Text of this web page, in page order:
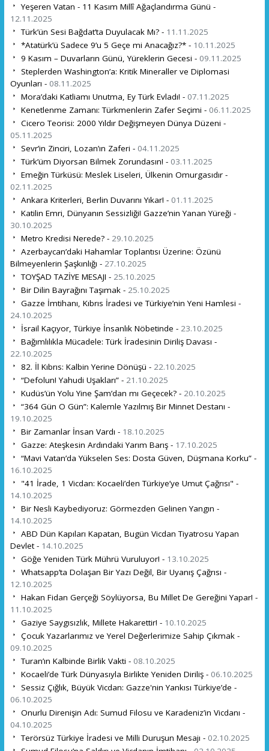
Yeşeren Vatan - 11 Kasım Millî Ağaçlandırma Günü -
12.11.2025
Türk’ün Sesi Bağdat’ta Duyulacak Mı? - 11.11.2025
*Atatürk’ü Sadece 9’u 5 Geçe mi Anacağız?* - 10.11.2025
9 Kasım – Duvarların Günü, Yüreklerin Gecesi - 09.11.2025
Steplerden Washington’a: Kritik Mineraller ve Diplomasi
Oyunları - 08.11.2025
Mora’daki Katliamı Unutma, Ey Türk Evladı! - 07.11.2025
Kenetlenme Zamanı: Türkmenlerin Zafer Seçimi - 06.11.2025
Cicero Teorisi: 2000 Yıldır Değişmeyen Dünya Düzeni -
05.11.2025
Sevr’in Zinciri, Lozan’ın Zaferi - 04.11.2025
Türk’üm Diyorsan Bilmek Zorundasın! - 03.11.2025
Emeğin Türküsü: Meslek Liseleri, Ülkenin Omurgasıdır -
02.11.2025
Ankara Kriterleri, Berlin Duvarını Yıkar! - 01.11.2025
Katilin Emri, Dünyanın Sessizliği! Gazze’nin Yanan Yüreği -
30.10.2025
Metro Kredisi Nerede? - 29.10.2025
Azerbaycan’daki Hahamlar Toplantısı Üzerine: Özünü
Bilmeyenlerin Şaşkınlığı - 27.10.2025
TOYŞAD TAZİYE MESAJI - 25.10.2025
Bir Dilin Bayrağını Taşımak - 25.10.2025
Gazze İmtihanı, Kıbrıs İradesi ve Türkiye’nin Yeni Hamlesi -
24.10.2025
İsrail Kaçıyor, Türkiye İnsanlık Nöbetinde - 23.10.2025
Bağımlılıkla Mücadele: Türk İradesinin Diriliş Davası -
22.10.2025
82. İl Kıbrıs: Kalbin Yerine Dönüşü - 22.10.2025
“Defolun! Yahudi Uşakları” - 21.10.2025
Kudüs’ün Yolu Yine Şam’dan mı Geçecek? - 20.10.2025
“364 Gün O Gün”: Kalemle Yazılmış Bir Minnet Destanı -
19.10.2025
Bir Zamanlar İnsan Vardı - 18.10.2025
Gazze: Ateşkesin Ardındaki Yarım Barış - 17.10.2025
“Mavi Vatan’da Yükselen Ses: Dosta Güven, Düşmana Korku” -
16.10.2025
"41 İrade, 1 Vicdan: Kocaeli’den Türkiye’ye Umut Çağrısı" -
14.10.2025
Bir Nesli Kaybediyoruz: Görmezden Gelinen Yangın -
14.10.2025
ABD Dün Kapıları Kapatan, Bugün Vicdan Tiyatrosu Yapan
Devlet - 14.10.2025
Göğe Yeniden Türk Mührü Vuruluyor! - 13.10.2025
Whatsapp’ta Dolaşan Bir Yazı Değil, Bir Uyanış Çağrısı -
12.10.2025
Hakan Fidan Gerçeği Söylüyorsa, Bu Millet De Gereğini Yapar! -
11.10.2025
Gaziye Saygısızlık, Millete Hakarettir! - 10.10.2025
Çocuk Yazarlarımız ve Yerel Değerlerimize Sahip Çıkmak -
09.10.2025
Turan’ın Kalbinde Birlik Vakti - 08.10.2025
Kocaeli’de Türk Dünyasıyla Birlikte Yeniden Diriliş - 06.10.2025
Sessiz Çığlık, Büyük Vicdan: Gazze'nin Yankısı Türkiye’de -
06.10.2025
Onurlu Direnişin Adı: Sumud Filosu ve Karadeniz’in Vicdanı -
04.10.2025
Terörsüz Türkiye İradesi ve Milli Duruşun Mesajı - 02.10.2025